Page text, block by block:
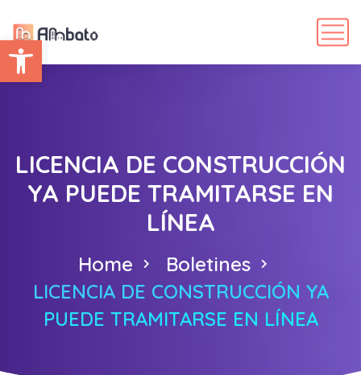
Abrir barra de herramientas
LICENCIA DE CONSTRUCCIÓN
YA PUEDE TRAMITARSE EN
LÍNEA
Home
Boletines
LICENCIA DE CONSTRUCCIÓN YA
PUEDE TRAMITARSE EN LÍNEA